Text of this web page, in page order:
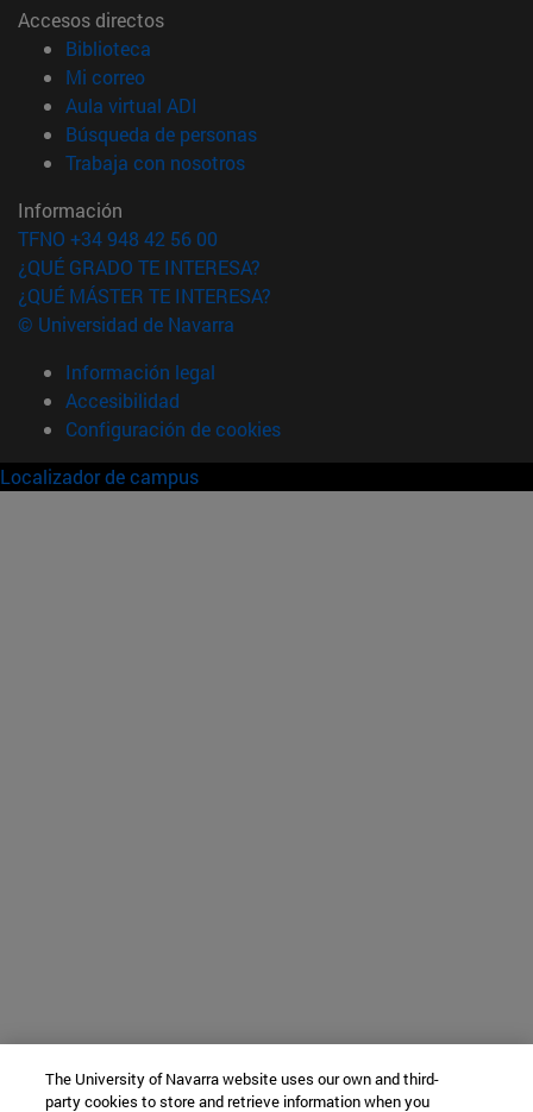
Accesos directos
Biblioteca
Mi correo(abre en nueva ventana)
Aula virtual ADI
Búsqueda de personas(abre en nueva ventana)
Trabaja con nosotros(abre en nueva ventana)
Información
TFNO +34 948 42 56 00
¿QUÉ GRADO TE INTERESA?
¿QUÉ MÁSTER TE INTERESA?
© Universidad de Navarra
Información legal
Accesibilidad
Configuración de cookies
Localizador de campus
The University of Navarra website uses our own and third-
party cookies to store and retrieve information when you